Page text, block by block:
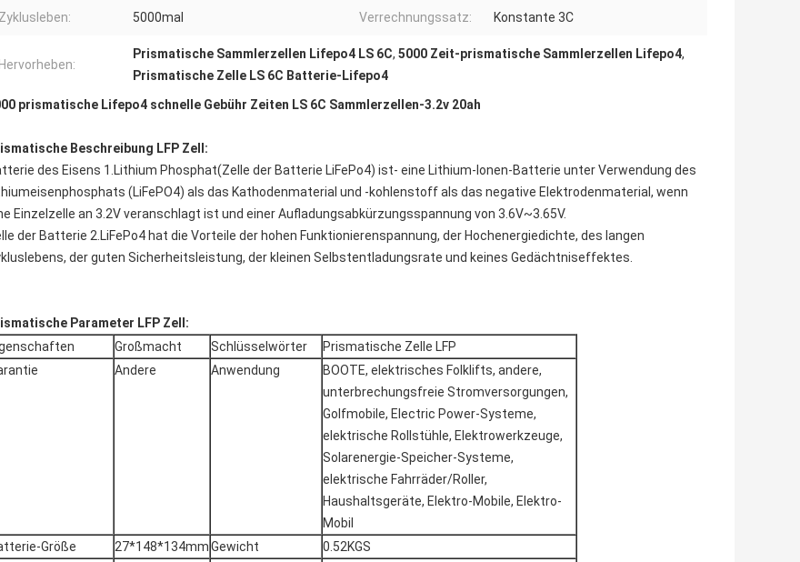
Zyklusleben: 5000mal Verrechnungssatz: Konstante 3C
Hervorheben:
Prismatische Sammlerzellen Lifepo4 LS 6C, 5000 Zeit-prismatische Sammlerzellen Lifepo4,
Prismatische Zelle LS 6C Batterie-Lifepo4
prismatische Lifepo4 schnelle Gebühr Zeiten LS 6C Sammlerzellen-3.2v 20ah
Beschreibung LFP Zell:
des Eisens 1.Lithium Phosphat(Zelle der Batterie LiFePo4) ist- eine Lithium-Ionen-Batterie unter Verwendung des
(LiFePO4) als das Kathodenmaterial und -kohlenstoff als das negative Elektrodenmaterial, wenn
Einzelzelle an 3.2V veranschlagt ist und einer Aufladungsabkürzungsspannung von 3.6V~3.65V.
der Batterie 2.LiFePo4 hat die Vorteile der hohen Funktionierenspannung, der Hochenergiedichte, des langen
der guten Sicherheitsleistung, der kleinen Selbstentladungsrate und keines Gedächtniseffektes.
Parameter LFP Zell:
Großmacht Schlüsselwörter
Prismatische Zelle LFP
Andere Anwendung
BOOTE, elektrisches Folklifts, andere,
unterbrechungsfreie Stromversorgungen,
Golfmobile, Electric Power-Systeme,
elektrische Rollstühle, Elektrowerkzeuge,
Solarenergie-Speicher-Systeme,
elektrische Fahrräder/Roller,
Haushaltsgeräte, Elektro-Mobile, Elektro-
Mobil
Größe
27*148*134mmGewicht
0.52KGS